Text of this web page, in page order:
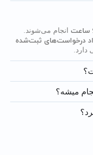
انجام می‌شوند.
درخواست‌های ثبت‌شده
دارد.
میشه؟